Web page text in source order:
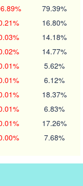
79.39%
16.80%
14.18%
14.77%
5.62%
6.12%
18.37%
6.83%
17.26%
7.68%